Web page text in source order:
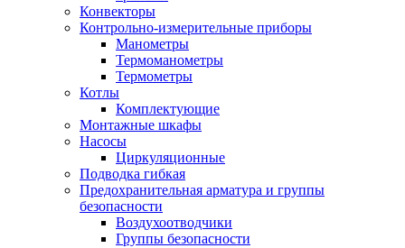
Конвекторы
Контрольно-измерительные приборы
Манометры
Термоманометры
Термометры
Котлы
Комплектующие
Монтажные шкафы
Насосы
Циркуляционные
Подводка гибкая
Предохранительная арматура и группы
безопасности
Воздухоотводчики
Группы безопасности